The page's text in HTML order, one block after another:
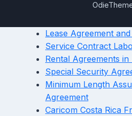
Lease Agreement
Service Contract
Rental Agreements in
Special Security
Minimum Length
Agreement
Caricom Costa Rica